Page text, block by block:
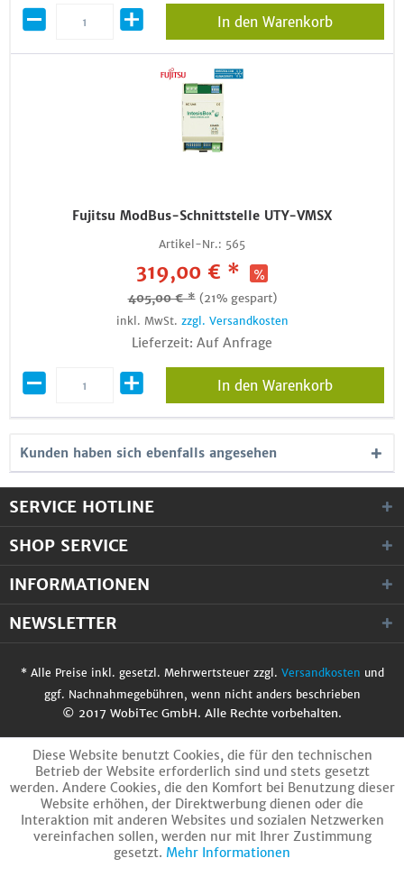
In den Warenkorb
Fujitsu ModBus-Schnittstelle UTY-VMSX
Artikel-Nr.: 565
319,00 € *
405,00 € * (21% gespart)
inkl. MwSt. zzgl. Versandkosten
Lieferzeit: Auf Anfrage
In den Warenkorb
Kunden haben sich ebenfalls angesehen
SERVICE HOTLINE
SHOP SERVICE
INFORMATIONEN
NEWSLETTER
* Alle Preise inkl. gesetzl. Mehrwertsteuer zzgl. Versandkosten und
ggf. Nachnahmegebühren, wenn nicht anders beschrieben
© 2017 WobiTec GmbH. Alle Rechte vorbehalten.
Diese Website benutzt Cookies, die für den technischen
Betrieb der Website erforderlich sind und stets gesetzt
werden. Andere Cookies, die den Komfort bei Benutzung dieser
Website erhöhen, der Direktwerbung dienen oder die
Interaktion mit anderen Websites und sozialen Netzwerken
vereinfachen sollen, werden nur mit Ihrer Zustimmung
gesetzt. Mehr Informationen